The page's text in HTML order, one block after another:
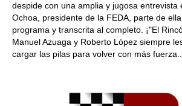
despide con una amplia y jugosa entrevista
Ochoa, presidente de la FEDA, parte de
programa y transcrita al completo. ¡"El
Manuel Azuaga y Roberto López siempre
cargar las pilas para volver con más fuerza...